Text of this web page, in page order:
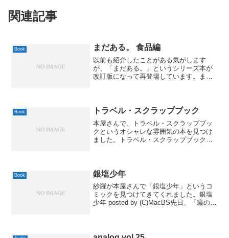
関連記事
Book まだある。 食品編
以前も紹介したことがある気がします
が、「まだある。」というシリーズ本が
改訂版になって再登場しています。まだ
も...
Book トラベル・スクラップブック
本屋さんで、トラベル・スクラップブッ
クというオシャレな雰囲気の本を見つけ
ました。トラベル・スクラップブックビ
と...
Book 銀塩少年
紗羅が本屋さんで「銀塩少年」というコ
ミックを見つけてきてくれました。銀塩
少年 posted by (C)MacBS先日、「瞳のフ
フィル...